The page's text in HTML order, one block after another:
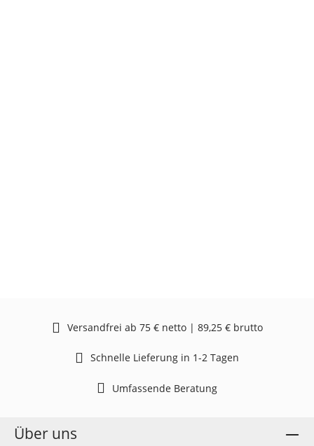
Versandfrei ab 75 € netto | 89,25 € brutto
Schnelle Lieferung in 1-2 Tagen
Umfassende Beratung
Über uns